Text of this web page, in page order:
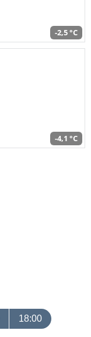
-2,5 °C
-4,1 °C
18:00